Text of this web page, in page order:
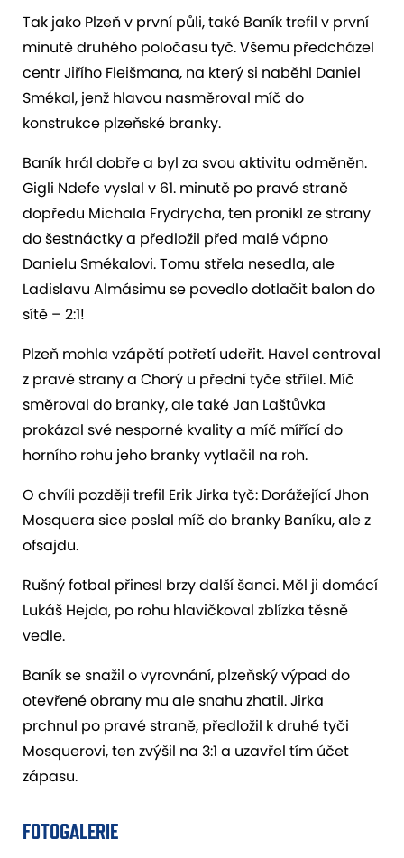
Tak jako Plzeň v první půli, také Baník trefil v první
minutě druhého poločasu tyč. Všemu předcházel
centr Jiřího Fleišmana, na který si naběhl Daniel
Smékal, jenž hlavou nasměroval míč do
konstrukce plzeňské branky.
Baník hrál dobře a byl za svou aktivitu odměněn.
Gigli Ndefe vyslal v 61. minutě po pravé straně
dopředu Michala Frydrycha, ten pronikl ze strany
do šestnáctky a předložil před malé vápno
Danielu Smékalovi. Tomu střela nesedla, ale
Ladislavu Almásimu se povedlo dotlačit balon do
sítě – 2:1!
Plzeň mohla vzápětí potřetí udeřit. Havel centroval
z pravé strany a Chorý u přední tyče střílel. Míč
směroval do branky, ale také Jan Laštůvka
prokázal své nesporné kvality a míč mířící do
horního rohu jeho branky vytlačil na roh.
O chvíli později trefil Erik Jirka tyč: Dorážející Jhon
Mosquera sice poslal míč do branky Baníku, ale z
ofsajdu.
Rušný fotbal přinesl brzy další šanci. Měl ji domácí
Lukáš Hejda, po rohu hlavičkoval zblízka těsně
vedle.
Baník se snažil o vyrovnání, plzeňský výpad do
otevřené obrany mu ale snahu zhatil. Jirka
prchnul po pravé straně, předložil k druhé tyči
Mosquerovi, ten zvýšil na 3:1 a uzavřel tím účet
zápasu.
FOTOGALERIE